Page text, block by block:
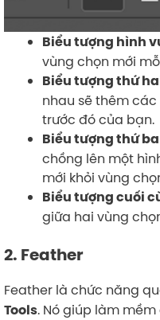
Biểu tượng hình
vùng chọn mới
Biểu tượng thứ
nhau sẽ thêm
trước đó của bạn.
Biểu tượng thứ ba
chồng lên một
mới khỏi vùng
Biểu tượng cuối
giữa hai vùng
2. Feather
Feather là chức năng
Tools. Nó giúp làm